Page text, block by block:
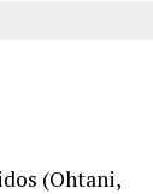
(Ohtani,